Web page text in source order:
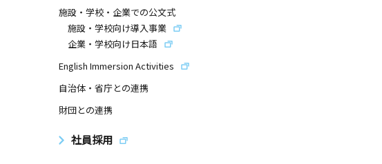
施設・学校・企業での公文式
施設・学校向け導入事業
企業・学校向け日本語
English Immersion Activities
自治体・省庁との連携
財団との連携
社員採用